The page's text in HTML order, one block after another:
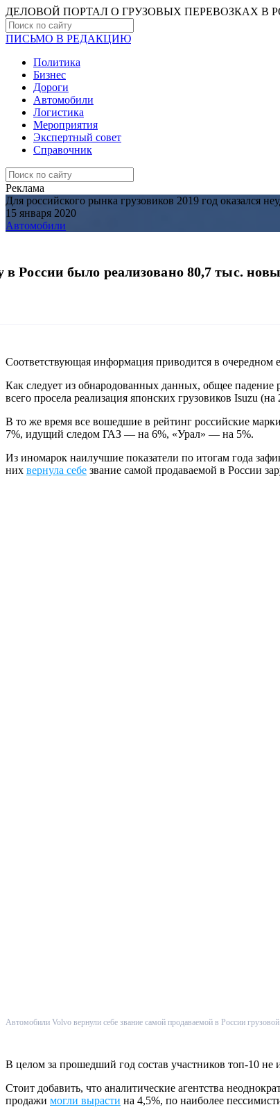
ДЕЛОВОЙ ПОРТАЛ О ГРУЗОВЫХ ПЕРЕВОЗКАХ В
ПИСЬМО В РЕДАКЦИЮ
Политика
Бизнес
Дороги
Автомобили
Логистика
Мероприятия
Экспертный совет
Справочник
Реклама
Для российского рынка грузовиков 2019 год оказался
15 января 2020
Автомобили
в России было реализовано 80,7 тыс.
Соответствующая информация приводится в очередном
Как следует из обнародованных данных, общее
всего просела реализация японских грузовиков Isuzu
В то же время все вошедшие в рейтинг российские
7%, идущий следом ГАЗ — на 6%, «Урал» — на 5%.
Из иномарок наилучшие показатели по итогам года
них вернула себе звание самой продаваемой в России
Автомобили Volvo вернули себе звание самой продаваемой в России
В целом за прошедший год состав участников топ-10 не
Стоит добавить, что аналитические агентства
продажи могли вырасти на 4,5%, по наиболее